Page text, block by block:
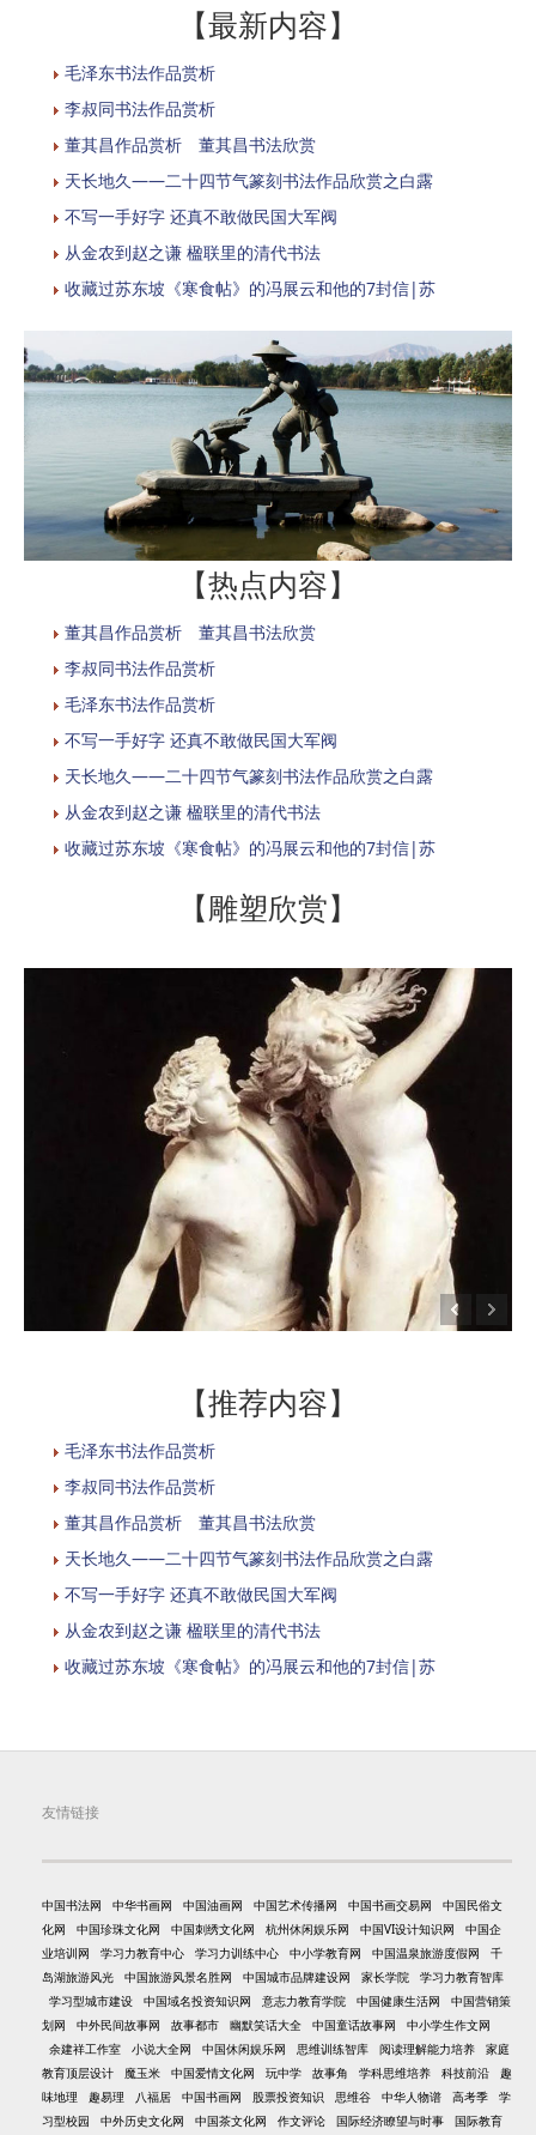
【最新内容】
毛泽东书法作品赏析
李叔同书法作品赏析
董其昌作品赏析 董其昌书法欣赏
天长地久——二十四节气篆刻书法作品欣赏之白露
不写一手好字 还真不敢做民国大军阀
从金农到赵之谦 楹联里的清代书法
收藏过苏东坡《寒食帖》的冯展云和他的7封信|苏
【热点内容】
董其昌作品赏析 董其昌书法欣赏
李叔同书法作品赏析
毛泽东书法作品赏析
不写一手好字 还真不敢做民国大军阀
天长地久——二十四节气篆刻书法作品欣赏之白露
从金农到赵之谦 楹联里的清代书法
收藏过苏东坡《寒食帖》的冯展云和他的7封信|苏
【雕塑欣赏】
【推荐内容】
毛泽东书法作品赏析
李叔同书法作品赏析
董其昌作品赏析 董其昌书法欣赏
天长地久——二十四节气篆刻书法作品欣赏之白露
不写一手好字 还真不敢做民国大军阀
从金农到赵之谦 楹联里的清代书法
收藏过苏东坡《寒食帖》的冯展云和他的7封信|苏
友情链接
中国书法网 中华书画网 中国油画网 中国艺术传播网 中国书画交易网
中国民俗文
化网
中国珍珠文化网 中国刺绣文化网 杭州休闲娱乐网 中国VI设计知识网
中国企
业培训网
学习力教育中心 学习力训练中心 中小学教育网 中国温泉旅游度假网
千
岛湖旅游风光
中国旅游风景名胜网 中国城市品牌建设网 家长学院
学习力教育智库
学习型城市建设
中国域名投资知识网 意志力教育学院 中国健康生活网
中国营销策
划网
中外民间故事网 故事都市 幽默笑话大全 中国童话故事网
中小学生作文网
余建祥工作室
小说大全网 中国休闲娱乐网 思维训练智库 阅读理解能力培养
家庭
教育顶层设计
魔玉米 中国爱情文化网 玩中学 故事角 学科思维培养 科技前沿
趣
味地理
趣易理 八福居 中国书画网 股票投资知识 思维谷 中华人物谱 高考季
学
习型校园
中外历史文化网 中国茶文化网 作文评论 国际经济瞭望与时事 国际教育